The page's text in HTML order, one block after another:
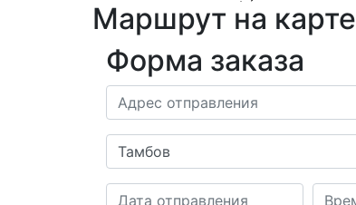
Маршрут на карте
Форма заказа